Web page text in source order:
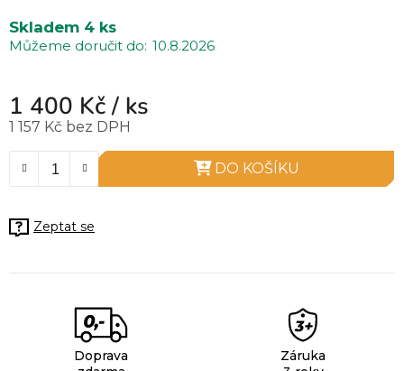
Skladem 4 ks
10.8.2026
1 400 Kč/ ks
1 157 Kč bez DPH
DO KOŠÍKU
Zeptat se
Doprava
Záruka